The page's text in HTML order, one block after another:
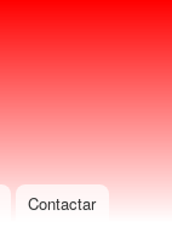
Contactar